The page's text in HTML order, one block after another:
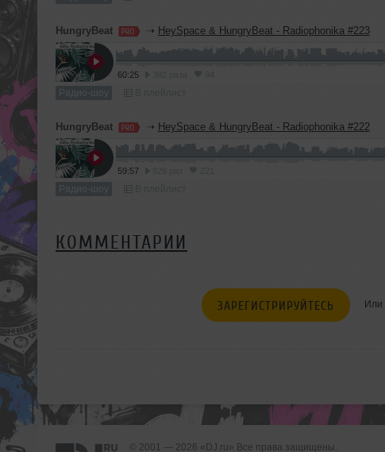
HungryBeat ➝ HeySpace & HungryBeat - Radiophonika #223
60:25
Радио-шоу
HungryBeat ➝ HeySpace & HungryBeat - Radiophonika #222
59:57
Радио-шоу
КОММЕНТАРИИ
ЗАРЕГИСТРИРУЙТЕСЬ Или
© 2001 — 2026 «DJ.ru» Все права защищены.